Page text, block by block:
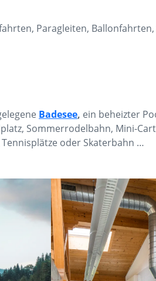
Paragleiten,
Badesee, ein beheizter
Sommerrodelbahn, Mini-
oder Skaterbahn …